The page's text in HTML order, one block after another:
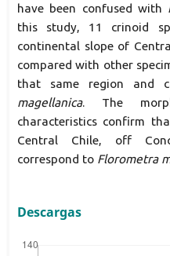
have been confused with
this study, 11 crinoid
continental slope of
compared with other
that same region and
magellanica. The
characteristics confirm
Central Chile, off
correspond to Florometra
Descargas